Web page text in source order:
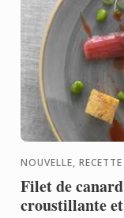
NOUVELLE, RECETTE
Filet de
croustillante